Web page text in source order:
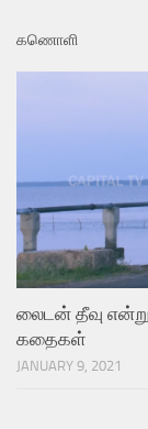
கணொளி
லைடன் தீவு
கதைகள்
JANUARY 9, 2021